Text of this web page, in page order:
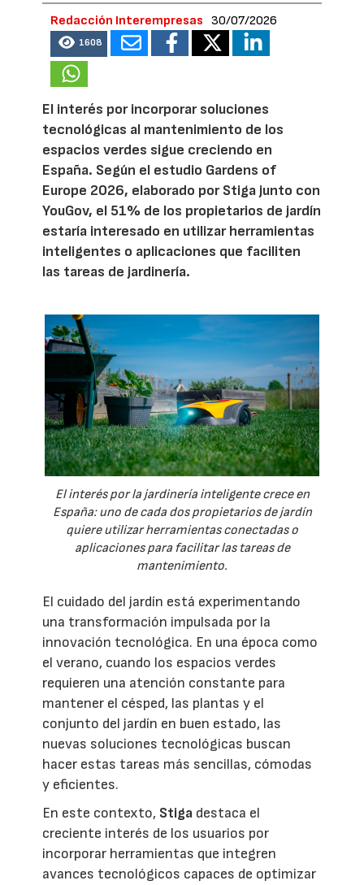
Redacción Interempresas 30/07/2026
1608
El interés por incorporar soluciones
tecnológicas al mantenimiento de los
espacios verdes sigue creciendo en
España. Según el estudio Gardens of
Europe 2026, elaborado por Stiga junto con
YouGov, el 51% de los propietarios de jardín
estaría interesado en utilizar herramientas
inteligentes o aplicaciones que faciliten
las tareas de jardinería.
El interés por la jardinería inteligente crece en
España: uno de cada dos propietarios de jardín
quiere utilizar herramientas conectadas o
aplicaciones para facilitar las tareas de
mantenimiento.
El cuidado del jardín está experimentando
una transformación impulsada por la
innovación tecnológica. En una época como
el verano, cuando los espacios verdes
requieren una atención constante para
mantener el césped, las plantas y el
conjunto del jardín en buen estado, las
nuevas soluciones tecnológicas buscan
hacer estas tareas más sencillas, cómodas
y eficientes.
En este contexto, Stiga destaca el
creciente interés de los usuarios por
incorporar herramientas que integren
avances tecnológicos capaces de optimizar